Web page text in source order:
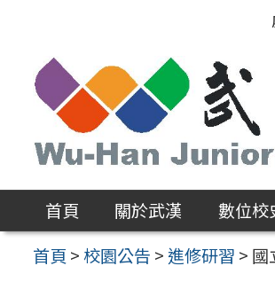
區
首頁 關於武漢 數位校
首頁 >校園公告 >進修研習 > 國